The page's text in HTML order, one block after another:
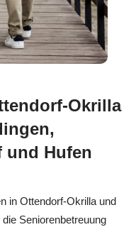
Okrilla
und Hufen
in Ottendorf-Okrilla und
Seniorenbetreuung